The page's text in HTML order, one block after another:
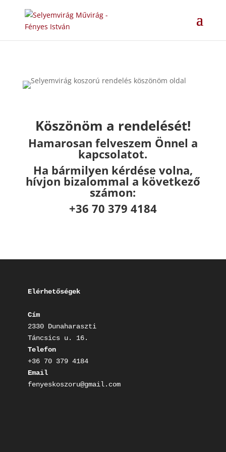
Köszönöm a rendelését!
Hamarosan felveszem Önnel a
kapcsolatot.
Ha bármilyen kérdése volna,
hívjon bizalommal a következő
számon:
+36 70 379 4184
Elérhetőségek
Cím
2330 Dunaharaszti
Telefon
+36 70 379 4184
Email
fenyeskoszoru@gmail.com